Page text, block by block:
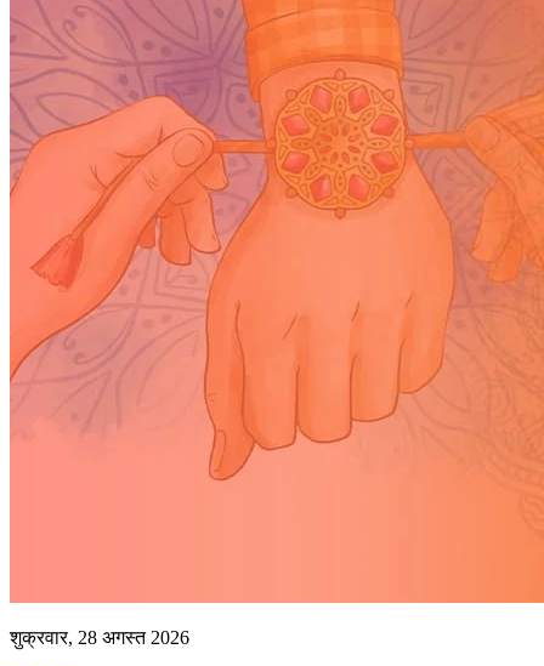
शुक्रवार, 28 अगस्त 2026